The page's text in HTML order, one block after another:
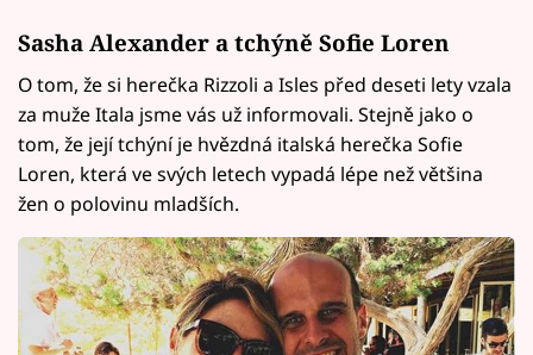
Sasha Alexander a tchýně Sofie Loren
O tom, že si herečka Rizzoli a Isles před deseti lety vzala
za muže Itala jsme vás už informovali. Stejně jako o
tom, že její tchýní je hvězdná italská herečka Sofie
Loren, která ve svých letech vypadá lépe než většina
žen o polovinu mladších.